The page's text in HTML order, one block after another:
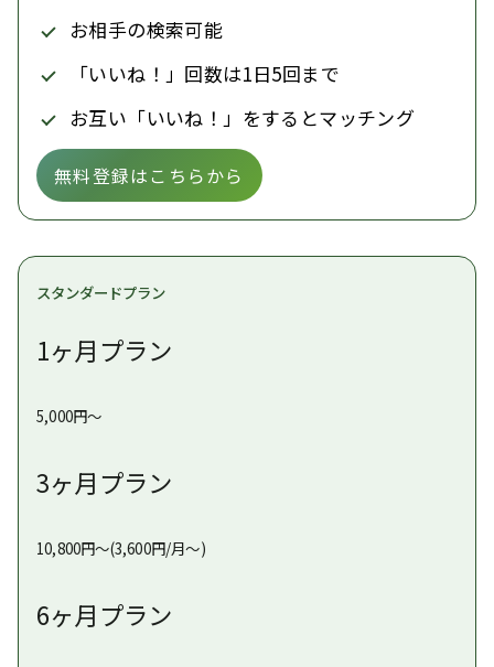
お相手の検索可能
「いいね！」回数は1日5回まで
お互い「いいね！」をするとマッチング
無料登録はこちらから
スタンダードプラン
1ヶ月プラン
5,000円〜
3ヶ月プラン
10,800円〜(3,600円/月〜)
6ヶ月プラン